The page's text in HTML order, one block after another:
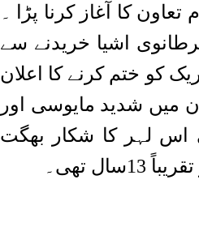
کا آغاز کرنا پڑا ۔
اشیا خریدنے سے
کو ختم کرنے کا اعلان
میں شدید مایوسی اور
اس لہر کا شکار بھگت
تھی۔